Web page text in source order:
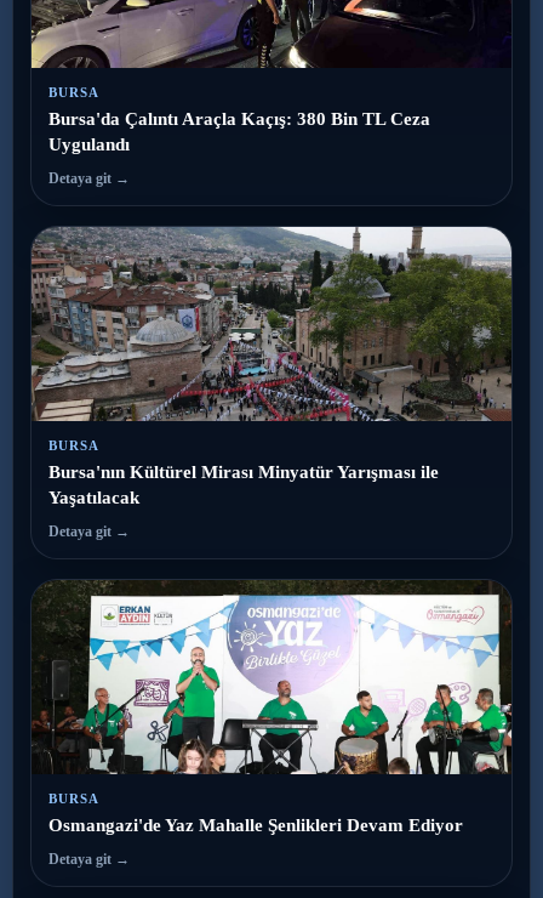
BURSA
Bursa'da Çalıntı Araçla Kaçış: 380 Bin TL Ceza
Uygulandı
Detaya git →
BURSA
Bursa'nın Kültürel Mirası Minyatür Yarışması ile
Yaşatılacak
Detaya git →
BURSA
Osmangazi'de Yaz Mahalle Şenlikleri Devam Ediyor
Detaya git →